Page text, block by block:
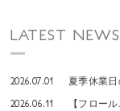
LATEST NEWS
2026.07.01 夏季休業
2026.06.11 【フロー